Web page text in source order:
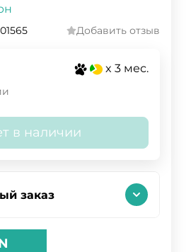
Добавить отзыв
x 3 мес.
в наличии
заказ